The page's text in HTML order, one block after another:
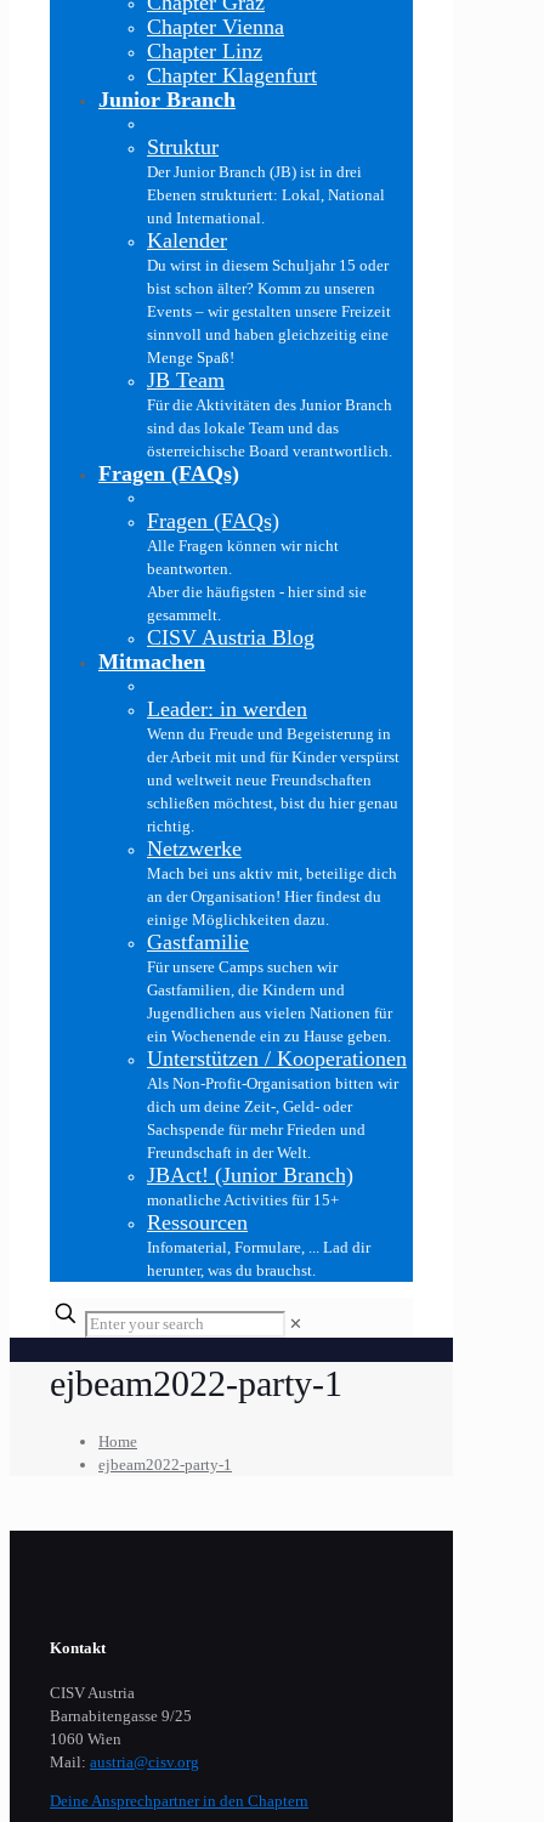
Chapter Vienna
Chapter Linz
Chapter Klagenfurt
Junior Branch
Struktur
Der Junior Branch (JB) ist in drei
Ebenen strukturiert: Lokal, National
und International.
Kalender
Du wirst in diesem Schuljahr 15 oder
bist schon älter? Komm zu unseren
Events – wir gestalten unsere Freizeit
sinnvoll und haben gleichzeitig eine
Menge Spaß!
JB Team
Für die Aktivitäten des Junior Branch
sind das lokale Team und das
österreichische Board verantwortlich.
Fragen (FAQs)
Fragen (FAQs)
Alle Fragen können wir nicht
beantworten.
Aber die häufigsten - hier sind sie
gesammelt.
CISV Austria Blog
Mitmachen
Leader: in werden
Wenn du Freude und Begeisterung in
der Arbeit mit und für Kinder verspürst
und weltweit neue Freundschaften
schließen möchtest, bist du hier genau
richtig.
Netzwerke
Mach bei uns aktiv mit, beteilige dich
an der Organisation! Hier findest du
einige Möglichkeiten dazu.
Gastfamilie
Für unsere Camps suchen wir
Gastfamilien, die Kindern und
Jugendlichen aus vielen Nationen für
ein Wochenende ein zu Hause geben.
Unterstützen / Kooperationen
Als Non-Profit-Organisation bitten wir
dich um deine Zeit-, Geld- oder
Sachspende für mehr Frieden und
Freundschaft in der Welt.
JBAct! (Junior Branch)
monatliche Activities für 15+
Ressourcen
Infomaterial, Formulare, ... Lad dir
herunter, was du brauchst.
✕
ejbeam2022-party-1
Home
ejbeam2022-party-1
Kontakt
CISV Austria
Barnabitengasse 9/25
1060 Wien
Mail: austria@cisv.org
Deine Ansprechpartner in den Chaptern